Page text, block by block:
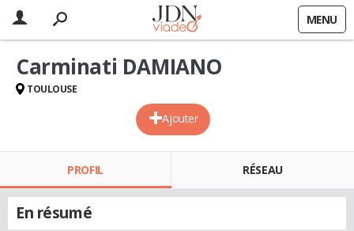
MENU
Ajouter
Carminati DAMIANO
TOULOUSE
PROFIL RÉSEAU
En résumé